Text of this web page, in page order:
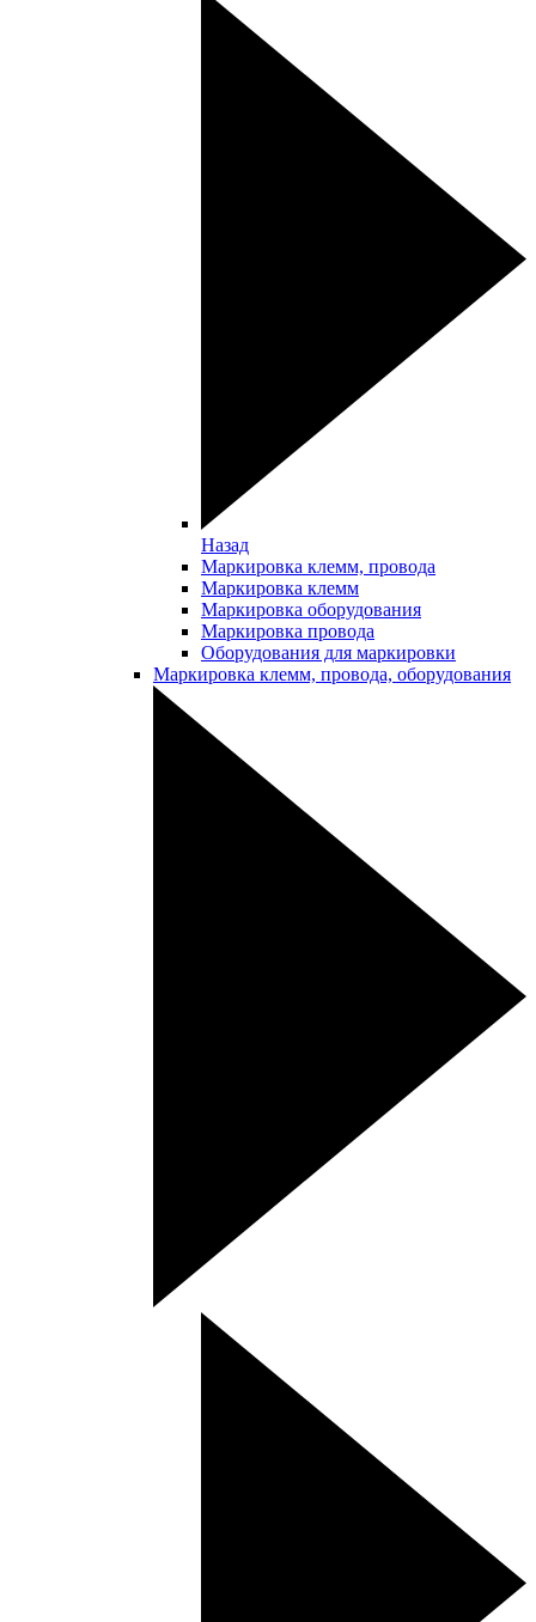
Назад
Маркировка клемм, провода
Маркировка клемм
Маркировка оборудования
Маркировка провода
Оборудования для маркировки
Маркировка клемм, провода, оборудования